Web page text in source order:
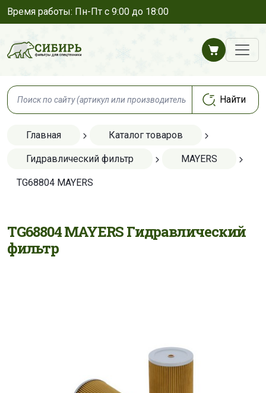
Время работы: Пн-Пт с 9:00 до 18:00
Главная Каталог товаров
Гидравлический фильтр MAYERS
TG68804 MAYERS
TG68804 MAYERS Гидравлический
фильтр